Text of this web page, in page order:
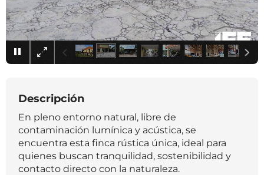
×
Descripción
En pleno entorno natural, libre de
contaminación lumínica y acústica, se
encuentra esta finca rústica única, ideal para
quienes buscan tranquilidad, sostenibilidad y
contacto directo con la naturaleza.